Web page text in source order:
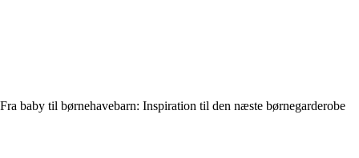
Fra baby til børnehavebarn: Inspiration til den næste børnegarderobe